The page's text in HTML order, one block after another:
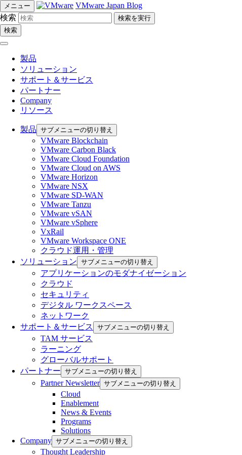
メニュー
VMware Japan Blog
検索
検索
製品
ソリューション
サポート＆サービス
パートナー
Company
リソース
製品 サブメニューの切り替え
VMware Blockchain
VMware Carbon Black
VMware Cloud Foundation
VMware Cloud on AWS
VMware Horizon
VMware NSX
VMware SD-WAN
VMware Tanzu
VMware vSAN
VMware vSphere
VxRail
VMware Workspace ONE
クラウド運用・管理
ソリューション サブメニューの切り替え
アプリケーションのモダナイゼーション
クラウド
セキュリティ
デジタル ワークスペース
ネットワーク
サポート＆サービス
サブメニューの切り替え
TAM サービス
ラーニング
グローバルサポート
パートナー サブメニューの切り替え
Partner Newsletter サブメニューの切り替え
Cloud
Enablement
News & Events
Programs
Solutions
Company サブメニューの切り替え
Thought Leadership